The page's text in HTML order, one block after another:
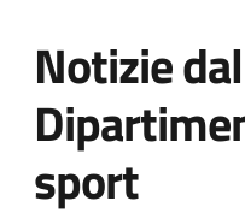
Notizie dal
sport